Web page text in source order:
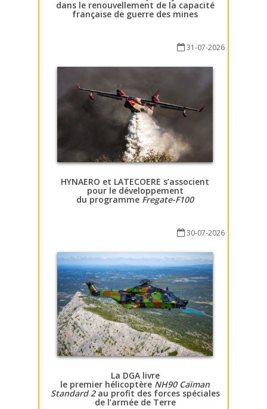
dans le renouvellement de la capacité
française de guerre des mines
31-07-2026
HYNAERO et LATECOERE s’associent
pour le développement
du programme Fregate-F100
30-07-2026
La DGA livre
le premier hélicoptère NH90 Caïman
Standard 2au profit des forces spéciales
de l’armée de Terre